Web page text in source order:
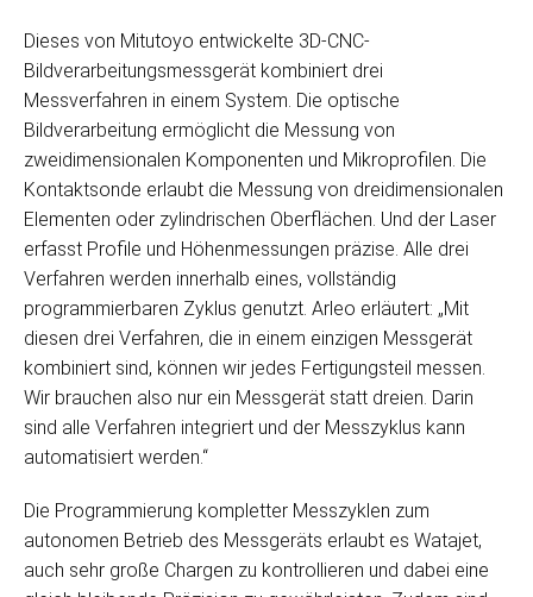
Dieses von Mitutoyo entwickelte 3D-CNC-
Bildverarbeitungsmessgerät kombiniert drei
Messverfahren in einem System. Die optische
Bildverarbeitung ermöglicht die Messung von
zweidimensionalen Komponenten und Mikroprofilen. Die
Kontaktsonde erlaubt die Messung von dreidimensionalen
Elementen oder zylindrischen Oberflächen. Und der Laser
erfasst Profile und Höhenmessungen präzise. Alle drei
Verfahren werden innerhalb eines, vollständig
programmierbaren Zyklus genutzt. Arleo erläutert: „Mit
diesen drei Verfahren, die in einem einzigen Messgerät
kombiniert sind, können wir jedes Fertigungsteil messen.
Wir brauchen also nur ein Messgerät statt dreien. Darin
sind alle Verfahren integriert und der Messzyklus kann
automatisiert werden.“
Die Programmierung kompletter Messzyklen zum
autonomen Betrieb des Messgeräts erlaubt es Watajet,
auch sehr große Chargen zu kontrollieren und dabei eine